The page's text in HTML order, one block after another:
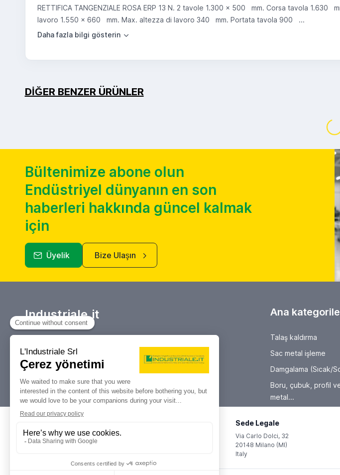
RETTIFICA TANGENZIALE ROSA ERP 13 N. 2 tavole 1.300 x 500 mm. Corsa tavola 1.630
lavoro 1.550 x 660 mm. Max. altezza di lavoro 340 mm. Portata tavola 900 ...
DIĞER BENZER ÜRÜNLER
Yükleniyor...
Bültenimize abone olun
Endüstriyel dünyanın en son
haberleri hakkında güncel kalmak
için
Üyelik Bize Ulaşın
Industriale.it
makinelerin alım satımı, açık artırmaları
ve tasfiyeleri için referans portalınız.
Ana
Talaş kaldırma
Sac metal işleme
Damgalama (Sıcak/
Boru, çubuk, profil
metal...
L'industriale s.r.l.
P. IVA: 12212870153
Sede Legale
Via Carlo Dolci, 32
20148 Milano (MI)
Italy